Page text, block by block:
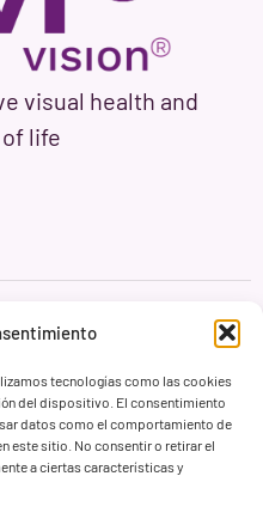
tecnologías como las cookies
del dispositivo. El consentimiento
datos como el comportamiento de
este sitio. No consentir o retirar el
a ciertas características y
visual health and
life
Use
Cookie Policy